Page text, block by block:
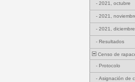
- 2021, octubre
- 2021,
- 2021, diciembre
- Resultados
Censo de
- Protocolo
- Asignación de